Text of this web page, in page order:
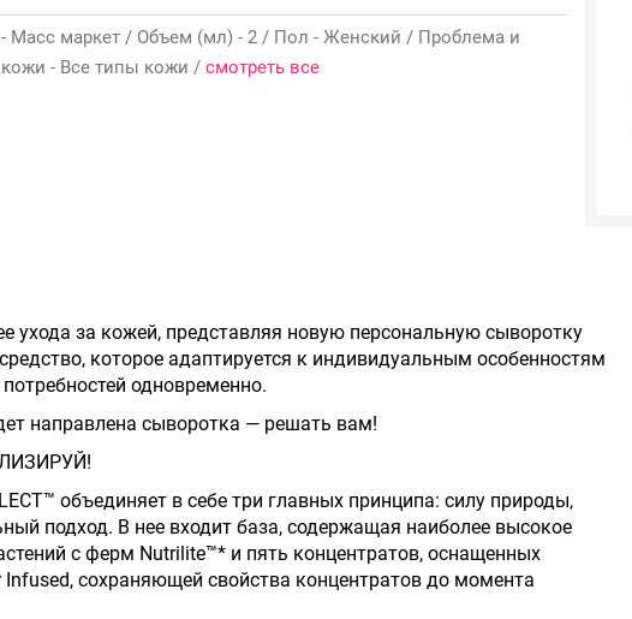
- Масс маркет / Объем (мл) - 2 / Пол - Женский / Проблема и
- Все типы кожи / смотреть все
ухода за кожей, представляя новую персональную сыворотку
средство, которое адаптируется к индивидуальным особенностям
одновременно.
направлена сыворотка — решать вам!
объединяет в себе три главных принципа: силу природы,
подход. В нее входит база, содержащая наиболее высокое
с ферм Nutrilite™* и пять концентратов, оснащенных
Infused, сохраняющей свойства концентратов до момента